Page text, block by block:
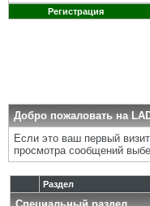
Регистрация
Добро пожаловать на
Если это ваш первый
просмотра сообщений
Раздел